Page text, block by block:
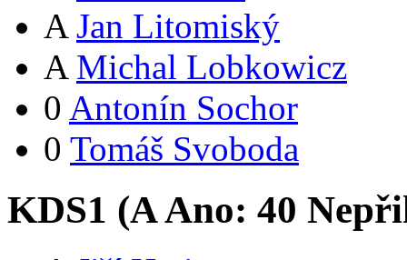
A Jan Litomiský
A Michal Lobkowicz
0 Antonín Sochor
0 Tomáš Svoboda
KDS1 (AAno: 40